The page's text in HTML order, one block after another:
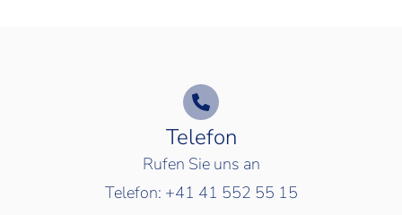
Telefon
Rufen Sie uns an
Telefon: +41 41 552 55 15